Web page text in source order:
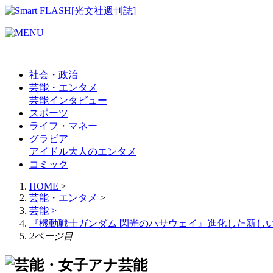
社会・政治
芸能・エンタメ
芸能インタビュー
スポーツ
ライフ・マネー
グラビア
アイドル大人のエンタメ
コミック
HOME >
芸能・エンタメ >
芸能 >
『機動戦士ガンダム 閃光のハサウェイ』進化した新し
2ページ目
芸能